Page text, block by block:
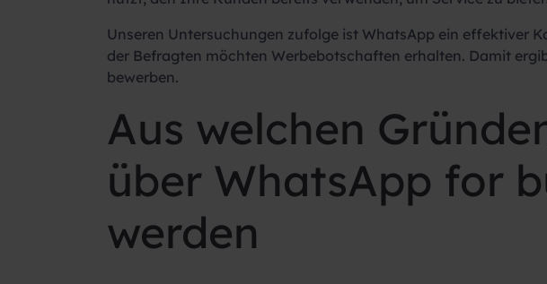
Unseren Untersuchungen zufolge ist WhatsApp ein effektiver
der Befragten möchten Werbebotschaften erhalten. Damit
bewerben.
Aus welchen
über WhatsApp for
werden